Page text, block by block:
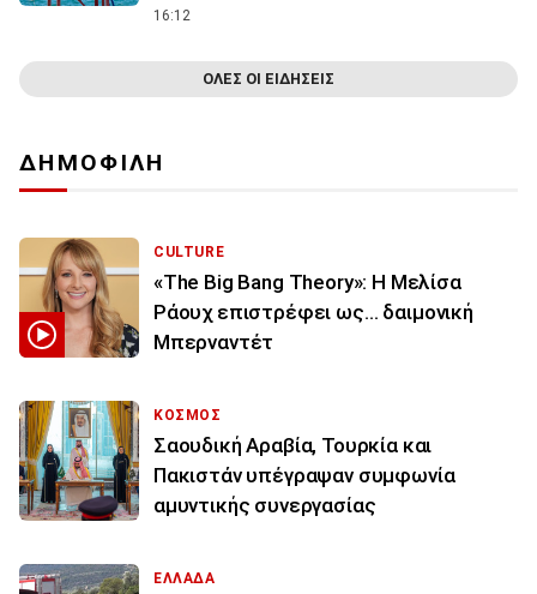
16:12
ΟΛΕΣ ΟΙ ΕΙΔΗΣΕΙΣ
ΔΗΜΟΦΙΛΗ
CULTURE
«The Big Bang Theory»: Η Μελίσα
Ράουχ επιστρέφει ως… δαιμονική
Μπερναντέτ
ΚΟΣΜΟΣ
Σαουδική Αραβία, Τουρκία και
Πακιστάν υπέγραψαν συμφωνία
αμυντικής συνεργασίας
ΕΛΛΑΔΑ